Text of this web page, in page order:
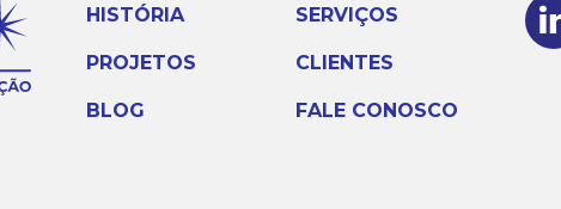
HISTÓRIA SERVIÇOS
PROJETOS CLIENTES
BLOG FALE CONOSCO